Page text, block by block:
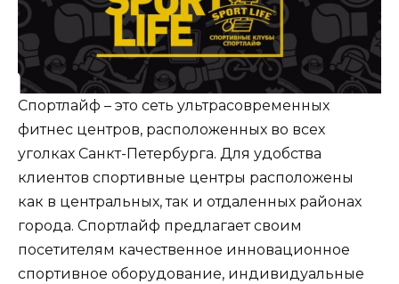
Спортлайф – это сеть ультрасовременных
фитнес центров, расположенных во всех
уголках Санкт-Петербурга. Для удобства
клиентов спортивные центры расположены
как в центральных, так и отдаленных районах
города. Спортлайф предлагает своим
посетителям качественное инновационное
спортивное оборудование, индивидуальные